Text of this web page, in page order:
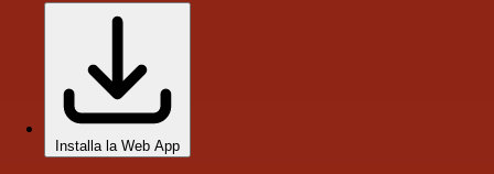
Installa la Web App